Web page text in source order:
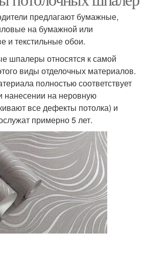
предлагают бумажные,
на бумажной или
и текстильные обои.
шпалеры относятся к самой
виды отделочных материалов.
полностью соответствует
нанесении на неровную
все дефекты потолка) и
примерно 5 лет.